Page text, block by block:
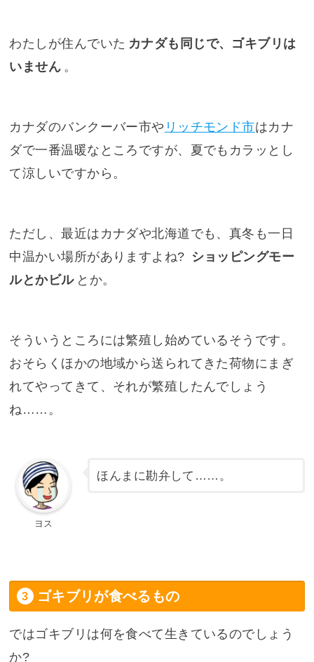
わたしが住んでいた カナダも同じで、ゴキブリは
いません 。
カナダのバンクーバー市や リッチモンド市はカナ
ダで一番温暖なところですが、夏でもカラッとし
て涼しいですから。
ただし、最近はカナダや北海道でも、真冬も一日
中温かい場所がありますよね? ショッピングモー
ルとかビル とか。
そういうところには繁殖し始めているそうです。
おそらくほかの地域から送られてきた荷物にまぎ
れてやってきて、それが繁殖したんでしょう
ね……。
ヨス
ほんまに勘弁して……。
ゴキブリが食べるもの
ではゴキブリは何を食べて生きているのでしょう
か?